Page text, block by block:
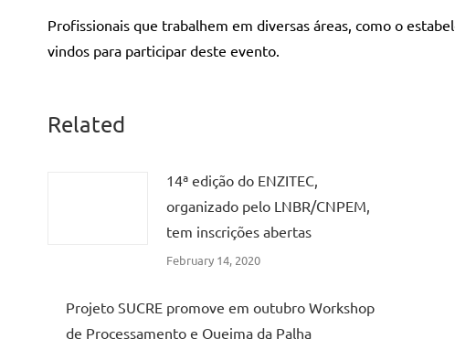
Profissionais que trabalhem em diversas áreas, como o
vindos para participar deste evento.
Related
14ª edição do ENZITEC,
organizado pelo LNBR/CNPEM,
tem inscrições abertas
February 14, 2020
Projeto SUCRE promove em outubro Workshop
de Processamento e Queima da Palha